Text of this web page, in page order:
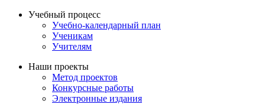
Учебный процесс
Учебно-календарный план
Ученикам
Учителям
Наши проекты
Метод проектов
Конкурсные работы
Электронные издания